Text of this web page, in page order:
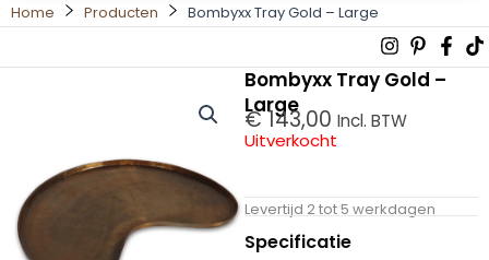
Home Producten Bombyxx Tray Gold – Large
Instagram
p f
Bombyxx Tray Gold –
Large
€143,00 Incl. BTW
Uitverkocht
Levertijd 2 tot 5 werkdagen
Specificatie